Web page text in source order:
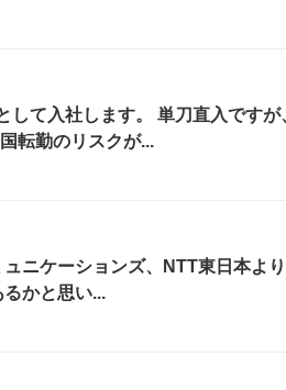
して入社します。 単刀直入ですが
転勤のリスクが...
ニケーションズ、NTT東日本よ
かと思い...